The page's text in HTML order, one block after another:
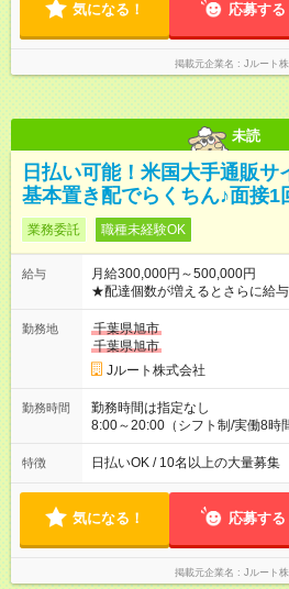
気になる！ 応募する
掲載元企業名 Jルート
未読
日払い可能！米国大手通販サ
基本置き配でらくちん♪面接1
業務委託 職種未経験OK
給与
月給300,000円～500,000円
★配達個数が増えるとさらに給
ど！ ・主要都市エリア 月収55万円／週5日稼働 月収65万~112
万円／週6日稼働 ・地方郊外エリア 月収40万円／週5日稼働 月
収40万円~50万円／週6日稼働 ＜モデルイメージ＞ ■月収50万
円 (27歳男性/江東区在住)※元建
(日休み) ■月収80万円(43歳男性/墨田区在住)※元営業 1日200個
勤務地
千葉県旭市
千葉県旭市
Jルート株式会社
勤務時間
勤務時間は指定なし
8:00～20:00（シフト制/実働8
は週4も有り） ※配達状況によ
案件により多少の前後あり ※配
特徴 日払いOK / 10名以上の大量募集
気になる！ 応募する
掲載元企業名 Jルート